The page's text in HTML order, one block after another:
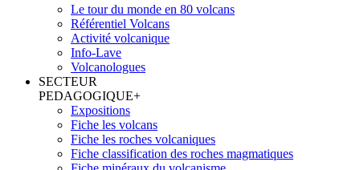
Le tour du monde en 80 volcans
Référentiel Volcans
Activité volcanique
Info-Lave
Volcanologues
SECTEUR
PEDAGOGIQUE+
Expositions
Fiche les volcans
Fiche les roches volcaniques
Fiche classification des roches magmatiques